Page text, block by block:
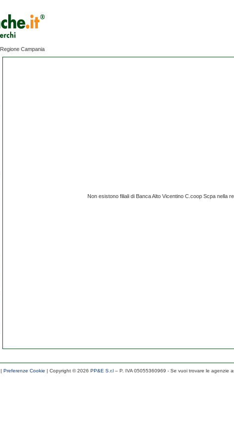
Regione Campania
Non esistono filiali di Banca Alto Vicentino C.coop Scpa nella
| Preferenze Cookie | Copyright ©2026 PP&E S.r.l– P. IVA 05055360969 - Se vuoi trovare le agenzie